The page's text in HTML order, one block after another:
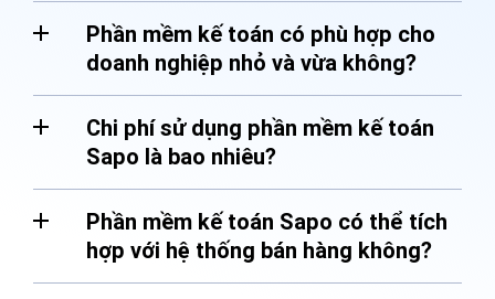
Phần mềm kế toán có phù hợp cho
doanh nghiệp nhỏ và vừa không?
Chi phí sử dụng phần mềm kế toán
Sapo là bao nhiêu?
Phần mềm kế toán Sapo có thể tích
hợp với hệ thống bán hàng không?